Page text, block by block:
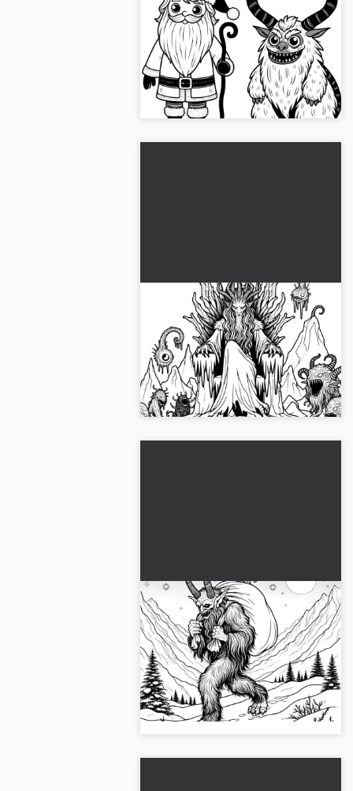
Krampus, Noel Baba'nın
yanında - Kolay ve ücretsiz
boyama sayfası
Krampus ve Nikolaus'un boyama
sayfasıyla başlayın. Hemen ücretsiz
resmi alın!...
Krampus, korkunç
varlıklarla çevrili, buz gibi
bir tahtta oturuyor –
Ücretsiz boyama sayfası
Krampus'un buz gibi tahtındaki
ücretsiz boyama sayfasını al. Şimdi
indir ve boyamaya başla!...
Krampus, kış kaplı dağlarda
çuvalıyla tırmanıyor –
Ücretsiz boyama sayfası
Kar yağmış dağlarda Krampus ile
heyecan verici boyama sayfasını
keşfet! Şimdi ücretsiz indir ve
yaratıcılığını geliştir!...